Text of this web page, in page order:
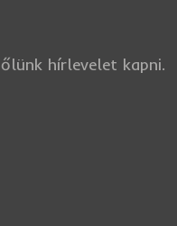
hírlevelet kapni.